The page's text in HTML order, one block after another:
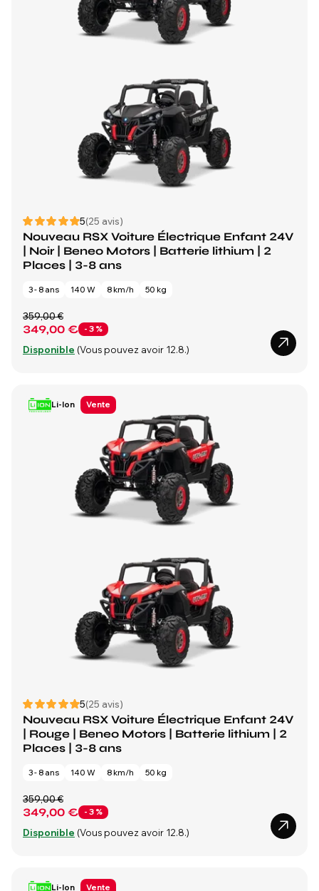
5(25 avis)
Nouveau RSX Voiture Électrique Enfant 24V
| Noir | Beneo Motors | Batterie lithium | 2
Places | 3-8 ans
3 - 8 ans 140 W 8 km/h 50 kg
349,00 € - 3 %
359,00 €
Disponible (Vous pouvez avoir 12.8.)
Li-Ion Vente
5(25 avis)
Nouveau RSX Voiture Électrique Enfant 24V
| Rouge | Beneo Motors | Batterie lithium | 2
Places | 3-8 ans
3 - 8 ans 140 W 8 km/h 50 kg
349,00 € - 3 %
359,00 €
Disponible (Vous pouvez avoir 12.8.)
Li-Ion Vente